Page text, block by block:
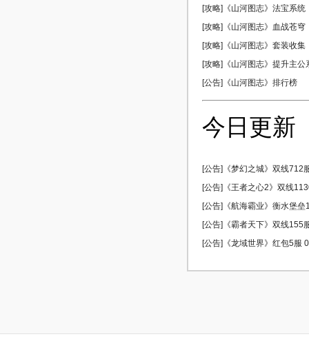
[攻略]《山河图志》法宝系统
[攻略]《山河图志》血战苍穹
[攻略]《山河图志》套装收集
[攻略]《山河图志》提升主公
[公告]《山河图志》排行榜
今日更新
[公告]《梦幻之城》双线712
[公告]《王者之心2》双线
[公告]《航海霸业》衡水堡
[公告]《霸者天下》双线155
[公告]《龙域世界》红包5服